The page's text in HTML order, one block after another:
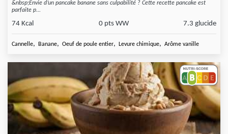
&nbsp;Envie d’un pancake banane sans culpabilité ? Cette recette pancake est
parfaite p...
74 Kcal 0 pts WW 7.3 glucide
Cannelle, Banane, Oeuf de poule entier, Levure chimique, Arôme vanille